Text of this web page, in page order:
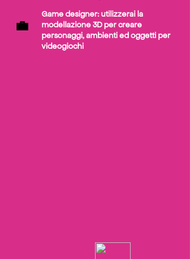
​💼
Game designer: utilizzerai la
modellazione 3D per creare
personaggi, ambienti ed oggetti per
videogiochi